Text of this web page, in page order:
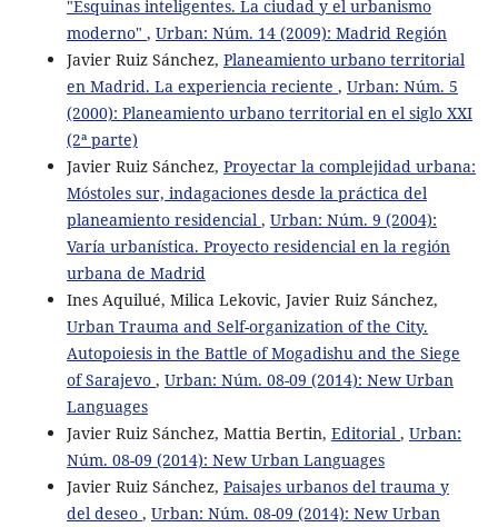
"Esquinas inteligentes. La ciudad y el urbanismo
moderno" , Urban: Núm. 14 (2009): Madrid Región
Javier Ruiz Sánchez, Planeamiento urbano territorial
en Madrid. La experiencia reciente , Urban: Núm. 5
(2000): Planeamiento urbano territorial en el siglo XXI
(2ª parte)
Javier Ruiz Sánchez, Proyectar la complejidad urbana:
Móstoles sur, indagaciones desde la práctica del
planeamiento residencial , Urban: Núm. 9 (2004):
Varía urbanística. Proyecto residencial en la región
urbana de Madrid
Ines Aquilué, Milica Lekovic, Javier Ruiz Sánchez,
Urban Trauma and Self-organization of the City.
Autopoiesis in the Battle of Mogadishu and the Siege
of Sarajevo , Urban: Núm. 08-09 (2014): New Urban
Languages
Javier Ruiz Sánchez, Mattia Bertin, Editorial , Urban:
Núm. 08-09 (2014): New Urban Languages
Javier Ruiz Sánchez, Paisajes urbanos del trauma y
del deseo , Urban: Núm. 08-09 (2014): New Urban